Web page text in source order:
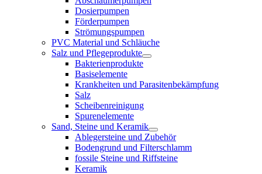
Dosierpumpen
Förderpumpen
Strömungspumpen
PVC Material und Schläuche
Salz und Pflegeprodukte
Bakterienprodukte
Basiselemente
Krankheiten und Parasitenbekämpfung
Salz
Scheibenreinigung
Spurenelemente
Sand, Steine und Keramik
Ablegersteine und Zubehör
Bodengrund und Filterschlamm
fossile Steine und Riffsteine
Keramik